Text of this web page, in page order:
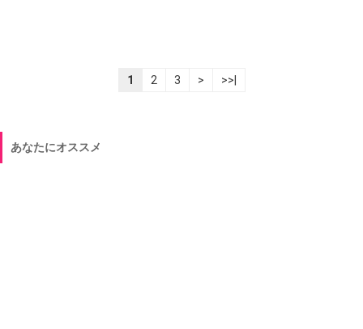
1 2 3 > >>|
あなたにオススメ